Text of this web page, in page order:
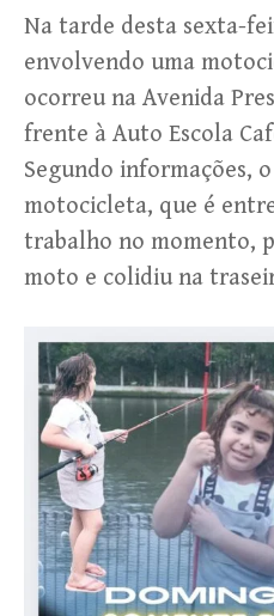
Na tarde desta sexta-
envolvendo uma
ocorreu na Avenida
frente à Auto Escola
Segundo informações,
motocicleta, que é
trabalho no momento,
moto e colidiu na